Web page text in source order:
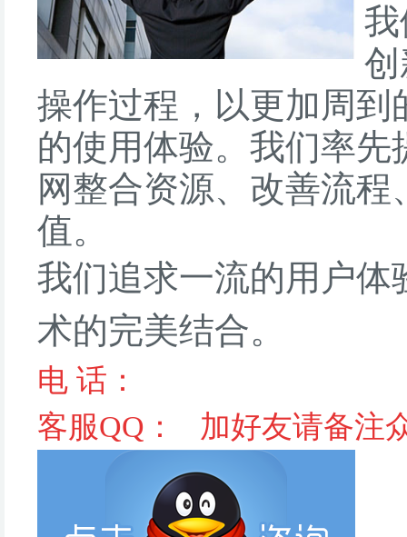
操作过程，以更加周
的使用体验。我们率先
网整合资源、改善流
值。
我们追求一流的用户
术的完美结合。
电 话：
客服QQ：
加好友请备注